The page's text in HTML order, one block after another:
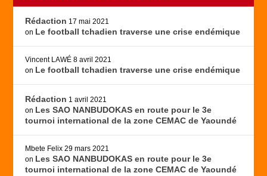
Rédaction 17 mai 2021
on Le football tchadien traverse une crise endémique
Vincent LAWÉ 8 avril 2021
on Le football tchadien traverse une crise endémique
Rédaction 1 avril 2021
on Les SAO NANBUDOKAS en route pour le 3e
tournoi international de la zone CEMAC de Yaoundé
Mbete Felix 29 mars 2021
on Les SAO NANBUDOKAS en route pour le 3e
tournoi international de la zone CEMAC de Yaoundé